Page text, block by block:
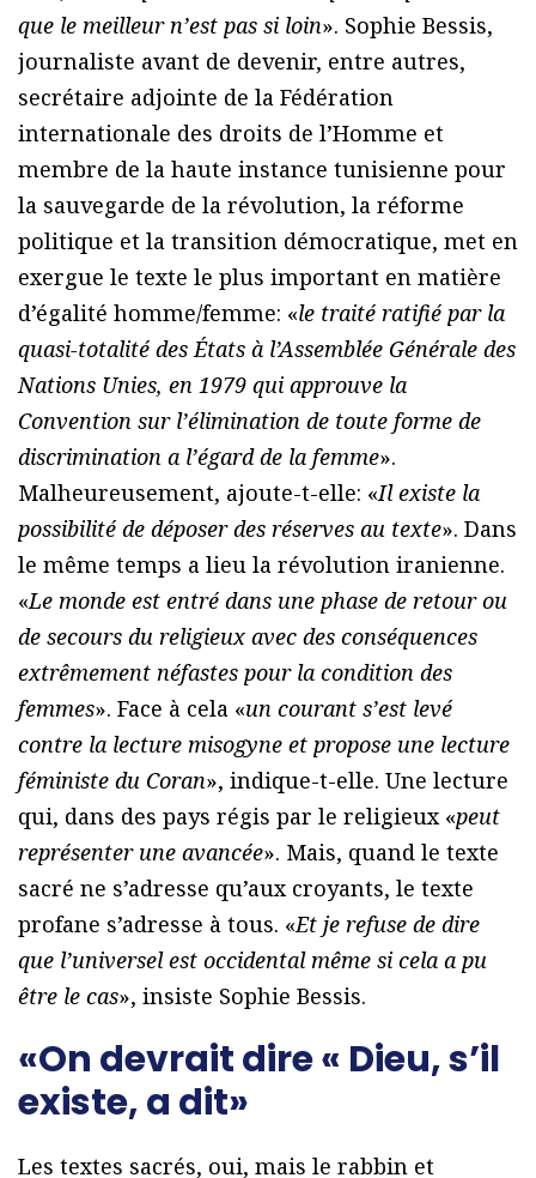
que le meilleur n’est pas si loin». Sophie Bessis,
journaliste avant de devenir, entre autres,
secrétaire adjointe de la Fédération
internationale des droits de l’Homme et
membre de la haute instance tunisienne pour
la sauvegarde de la révolution, la réforme
politique et la transition démocratique, met en
exergue le texte le plus important en matière
d’égalité homme/femme: «le traité ratifié par la
quasi-totalité des États à l’Assemblée Générale des
Nations Unies, en 1979 qui approuve la
Convention sur l’élimination de toute forme de
discrimination a l’égard de la femme».
Malheureusement, ajoute-t-elle: «Il existe la
possibilité de déposer des réserves au texte». Dans
le même temps a lieu la révolution iranienne.
«Le monde est entré dans une phase de retour ou
de secours du religieux avec des conséquences
extrêmement néfastes pour la condition des
femmes». Face à cela «un courant s’est levé
contre la lecture misogyne et propose une lecture
féministe du Coran», indique-t-elle. Une lecture
qui, dans des pays régis par le religieux «peut
représenter une avancée». Mais, quand le texte
sacré ne s’adresse qu’aux croyants, le texte
profane s’adresse à tous. «Et je refuse de dire
que l’universel est occidental même si cela a pu
être le cas», insiste Sophie Bessis.
«On devrait dire « Dieu, s’il
existe, a dit»
Les textes sacrés, oui, mais le rabbin et